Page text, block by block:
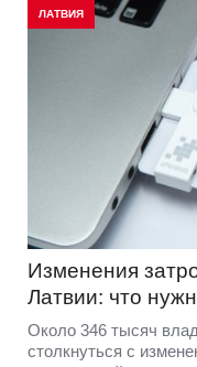
ЛАТВИЯ
Изменения
Латвии: что
Около 346 тысяч
столкнуться с